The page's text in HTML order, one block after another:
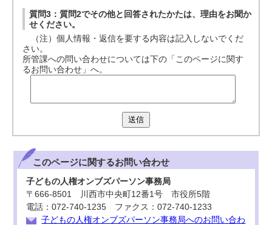
質問3：質問2でその他と回答されたかたは、理由をお聞か
せください。
（注）個人情報・返信を要する内容は記入しないでくだ
さい。
所管課への問い合わせについては下の「このページに関す
るお問い合わせ」へ。
送信
このページに関するお問い合わせ
子どもの人権オンブズパーソン事務局
〒666-8501 川西市中央町12番1号 市役所5階
電話：072-740-1235 ファクス：072-740-1233
子どもの人権オンブズパーソン事務局へのお問い合わ